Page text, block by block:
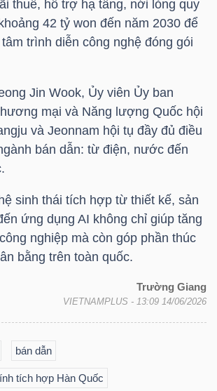
thuế, hỗ trợ hạ tầng, nới lỏng quy
42 tỷ won đến năm 2030 để
trình diễn công nghệ đóng gói
Jin Wook, Ủy viên Ủy ban
mại và Năng lượng Quốc hội
và Jeonnam hội tụ đầy đủ điều
bán dẫn: từ điện, nước đến
sinh thái tích hợp từ thiết kế, sản
ứng dụng AI không chỉ giúp tăng
nghiệp mà còn góp phần thúc
bằng trên toàn quốc.
Trường Giang
VIETNAMPLUS - 13:09 14/06/2026
bán dẫn
tích hợp Hàn Quốc